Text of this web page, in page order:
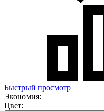
Быстрый просмотр
Экономия:
Цвет: